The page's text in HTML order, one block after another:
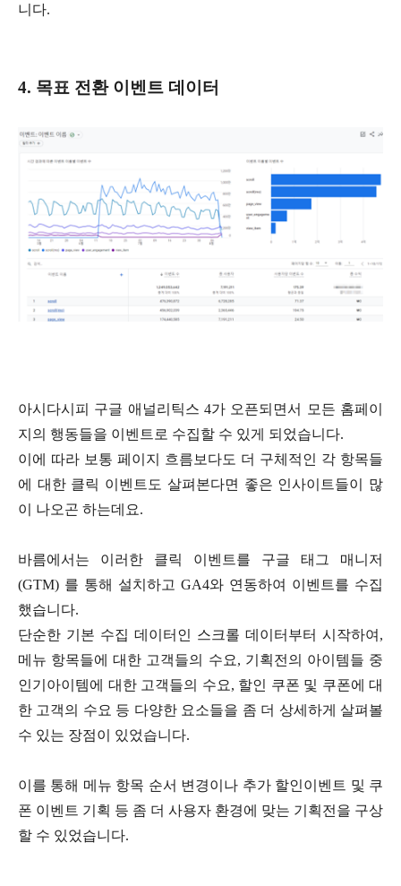
니다.
4. 목표 전환 이벤트 데이터
아시다시피 구글 애널리틱스 4가 오픈되면서 모든 홈페이
지의 행동들을 이벤트로 수집할 수 있게 되었습니다.
이에 따라 보통 페이지 흐름보다도 더 구체적인 각 항목들
에 대한 클릭 이벤트도 살펴본다면 좋은 인사이트들이 많
이 나오곤 하는데요.
바름에서는 이러한 클릭 이벤트를 구글 태그 매니저
(GTM) 를 통해 설치하고 GA4와 연동하여 이벤트를 수집
했습니다.
단순한 기본 수집 데이터인 스크롤 데이터부터 시작하여,
메뉴 항목들에 대한 고객들의 수요, 기획전의 아이템들 중
인기아이템에 대한 고객들의 수요, 할인 쿠폰 및 쿠폰에 대
한 고객의 수요 등 다양한 요소들을 좀 더 상세하게 살펴볼
수 있는 장점이 있었습니다.
이를 통해 메뉴 항목 순서 변경이나 추가 할인이벤트 및 쿠
폰 이벤트 기획 등 좀 더 사용자 환경에 맞는 기획전을 구상
할 수 있었습니다.